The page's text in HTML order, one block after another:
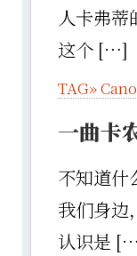
人卡弗
这个 […]
TAG»
一曲卡
不知道什
我们身边
认识是